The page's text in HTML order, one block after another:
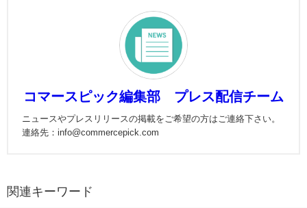
コマースピック編集部 プレス配信チーム
ニュースやプレスリリースの掲載をご希望の方はご連絡下さい。
連絡先：info@commercepick.com
関連キーワード